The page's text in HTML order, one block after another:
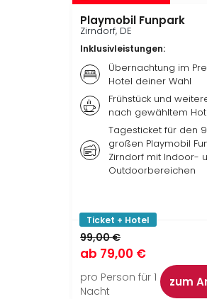
Playmobil Funpark
Zirndorf, DE
Inklusivleistungen:
Übernachtung im
Hotel deiner Wahl
Frühstück und
nach gewähltem
Tagesticket für den
großen Playmobil
Zirndorf mit Indoor-
Outdoorbereichen
Ticket + Hotel
99,00 €
ab 79,00 €
pro Person für 1
Nacht
zum